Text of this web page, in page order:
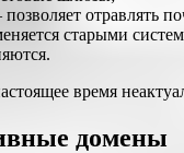
позволяет
старыми
время
домены